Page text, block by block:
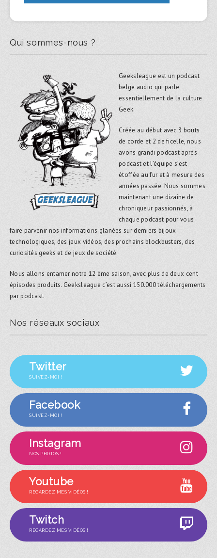
Qui sommes-nous ?
Geeksleague est un podcast
belge audio qui parle
essentiellement de la culture
Geek.
Créée au début avec 3 bouts
de corde et 2 de ficelle, nous
avons grandi podcast après
podcast et l’équipe s’est
étoffée au fur et à mesure des
années passée. Nous sommes
maintenant une dizaine de
chroniqueur passionnés, à
chaque podcast pour vous
faire parvenir nos informations glanées sur derniers bijoux
technologiques, des jeux vidéos, des prochains blockbusters, des
curiosités geeks et de jeux de société.
Nous allons entamer notre 12 ème saison, avec plus de deux cent
épisodes produits. Geeksleague c’est aussi 150.000 téléchargements
par podcast.
Nos réseaux sociaux
Twitter
SUIVEZ-MOI !
Facebook
SUIVEZ-MOI !
Instagram
NOS PHOTOS !
Youtube
REGARDEZ MES VIDÉOS !
Twitch
REGARDEZ MES VIDÉOS !